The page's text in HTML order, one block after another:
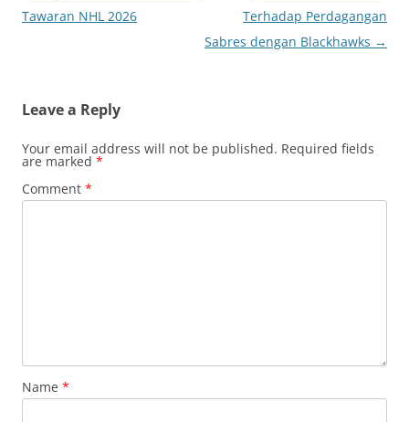
navigation
Tawaran NHL 2026
Terhadap Perdagangan
Sabres dengan Blackhawks →
Leave a Reply
Your email address will not be published. Required fields
are marked *
Comment *
Name *